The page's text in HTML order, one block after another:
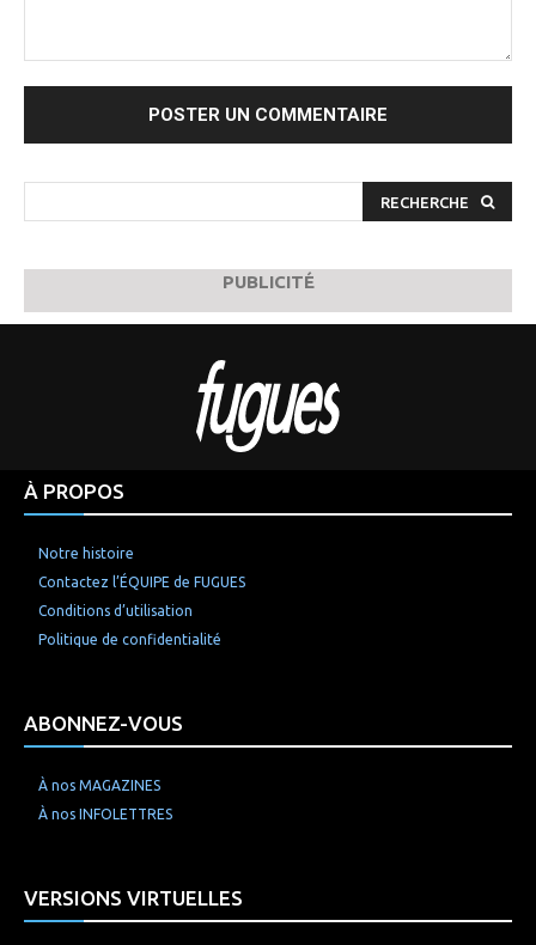
RECHERCHE
PUBLICITÉ
À PROPOS
Notre histoire
Contactez l’ÉQUIPE de FUGUES
Conditions d’utilisation
Politique de confidentialité
ABONNEZ-VOUS
À nos MAGAZINES
À nos INFOLETTRES
VERSIONS VIRTUELLES